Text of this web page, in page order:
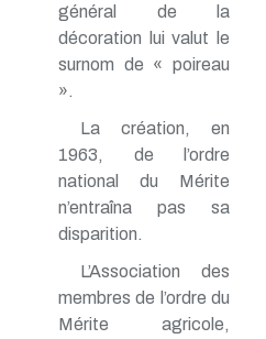
général de la
décoration lui valut le
surnom de « poireau
».
La création, en
1963, de l’ordre
national du Mérite
n’entraîna pas sa
disparition.
L’Association des
membres de l’ordre du
Mérite agricole,